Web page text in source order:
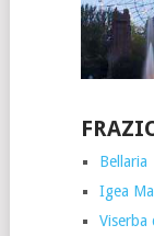
Bellaria
Igea
Viserba